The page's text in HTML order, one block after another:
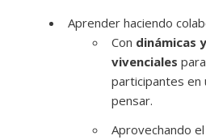
Aprender haciendo
Con dinámicas
vivenciales
participantes en
pensar.
Aprovechando